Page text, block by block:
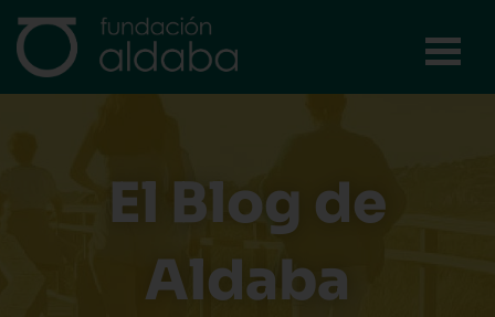
contenido
El Blog de
Aldaba